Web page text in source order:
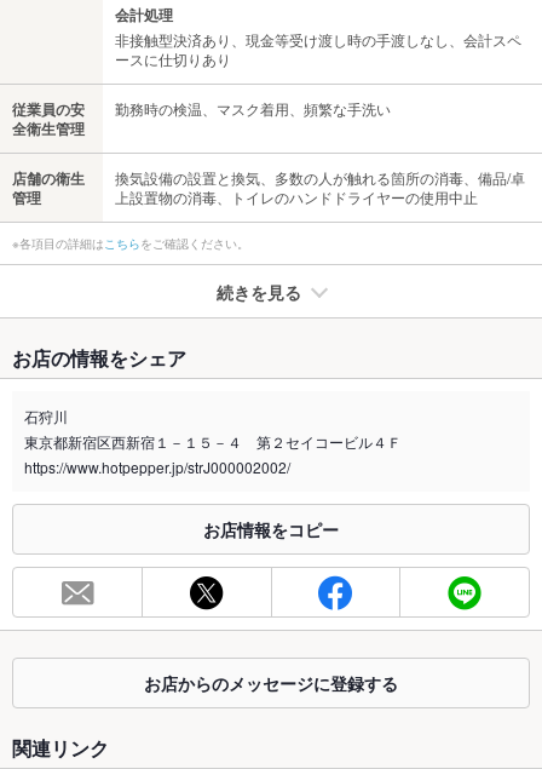
会計処理
非接触型決済あり、現金等受け渡し時の手渡しなし、会計スペ
ースに仕切りあり
従業員の安
全衛生管理
勤務時の検温、マスク着用、頻繁な手洗い
店舗の衛生
管理
換気設備の設置と換気、多数の人が触れる箇所の消毒、備品/卓
上設置物の消毒、トイレのハンドドライヤーの使用中止
※各項目の詳細はこちらをご確認ください。
続きを見る
禁煙・喫煙 全席喫煙可
喫煙専用室
※2020年4月1日～受動喫煙対策に関する法律が施行されています。正しい情報はお店へお問い
総席数 85席(シーンに応じた席を御用意できます)
最大宴会収
22人(お気軽に御相談ください)
なし ：2名様～最大22名様まで用意できます
座敷
お店の情報をシェア
石狩川
東京都新宿区西新宿１－１５－４ 第２セイコービル４Ｆ
https://www.hotpepper.jp/strJ000002002/
お店情報をコピー
お店からのメッセージに登録する
関連リンク